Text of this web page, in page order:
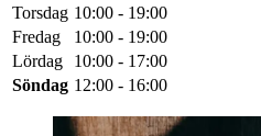
Torsdag 10:00 - 19:00
Fredag
10:00 - 19:00
Lördag
10:00 - 17:00
Söndag 12:00 - 16:00